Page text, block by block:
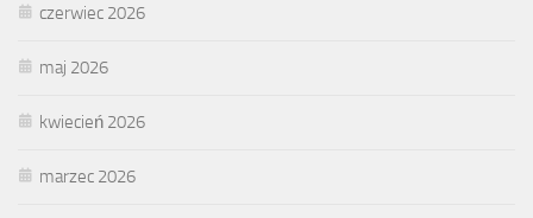
czerwiec 2026
maj 2026
kwiecień 2026
marzec 2026